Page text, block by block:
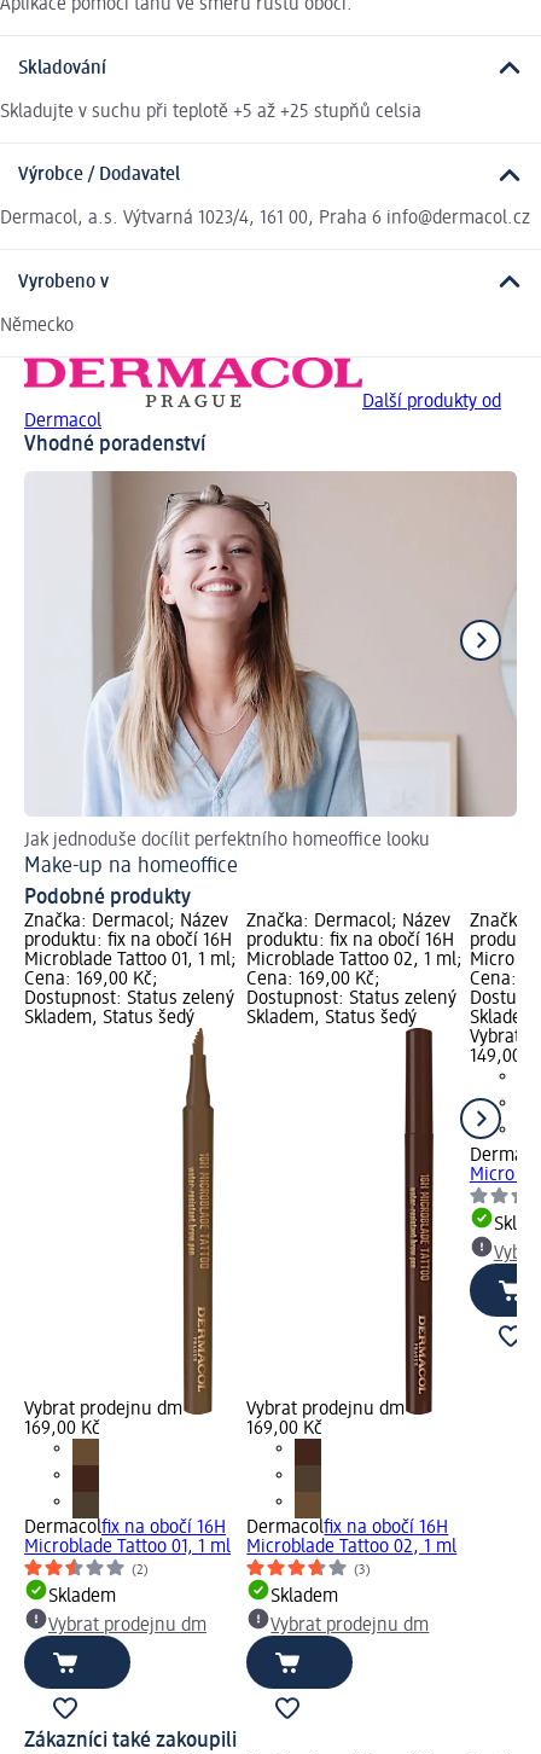
Aplikace pomocí tahů ve směru růstu obočí.
Skladování
Skladujte v suchu při teplotě +5 až +25 stupňů celsia
Výrobce / Dodavatel
Dermacol, a.s. Výtvarná 1023/4, 161 00, Praha 6 info@dermacol.cz
Vyrobeno v
Německo
Další produkty od
Dermacol
Vhodné poradenství
Jak jednoduše docílit perfektního homeoffice looku
Make-up na homeoffice
Podobné produkty
Značka: Dermacol; Název
produktu: fix na obočí 16H
Microblade Tattoo 01, 1 ml;
Cena: 169,00 Kč;
Dostupnost: Status zelený
Skladem, Status šedý
Vybrat prodejnu dm
169,00 Kč
Dermacolfix na obočí 16H
Microblade Tattoo 01, 1 ml
(2)
Skladem
Vybrat prodejnu dm
Značka: Dermacol; Název
produktu: fix na obočí 16H
Microblade Tattoo 02, 1 ml;
Cena: 169,00 Kč;
Dostupnost: Status zelený
Skladem, Status šedý
Vybrat prodejnu dm
169,00 Kč
Dermacolfix na obočí 16H
Microblade Tattoo 02, 1 ml
(3)
Skladem
Vybrat prodejnu dm
Značka:
Micro
Cena:
Vybrat
149,00
Micro
Zákazníci také zakoupili